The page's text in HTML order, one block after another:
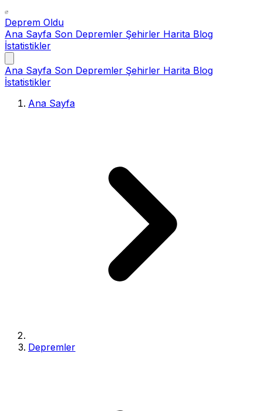
Deprem Oldu
Ana Sayfa Son Depremler Şehirler Harita Blog
İstatistikler
Ana Sayfa Son Depremler Şehirler Harita Blog
İstatistikler
Ana Sayfa
Depremler